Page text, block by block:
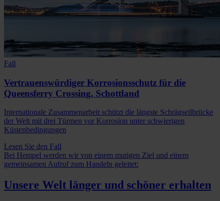
Fall
Vertrauenswürdiger Korrosionsschutz für die
Queensferry Crossing, Schottland
Internationale Zusammenarbeit schützt die längste Schrägseilbrücke
der Welt mit drei Türmen vor Korrosion unter schwierigen
Küstenbedingungen
Lesen Sie den Fall
Bei Hempel werden wir von einem mutigen Ziel und einem
gemeinsamen Aufruf zum Handeln geleitet:
Unsere Welt länger und schöner erhalten